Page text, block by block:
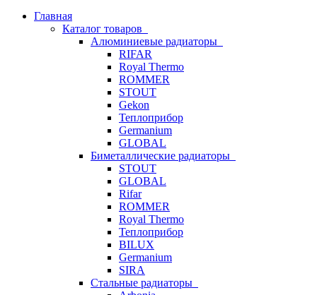
Главная
Каталог товаров
Алюминиевые радиаторы
RIFAR
Royal Thermo
ROMMER
STOUT
Gekon
Теплоприбор
Germanium
GLOBAL
Биметаллические радиаторы
STOUT
GLOBAL
Rifar
ROMMER
Royal Thermo
Теплоприбор
BILUX
Germanium
SIRA
Стальные радиаторы